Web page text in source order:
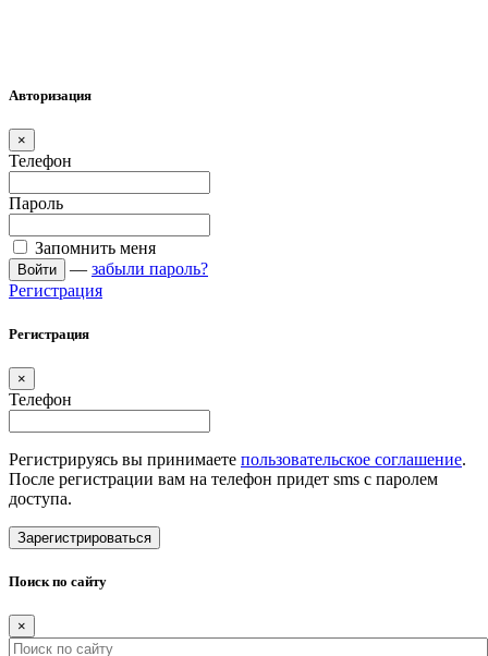
Авторизация
×
Телефон
Пароль
Запомнить меня
Войти — забыли пароль?
Регистрация
Регистрация
×
Телефон
Регистрируясь вы принимаете пользовательское соглашение.
После регистрации вам на телефон придет sms с паролем
доступа.
Зарегистрироваться
Поиск по сайту
×